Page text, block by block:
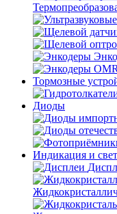
Тормозные
Диоды
Индикация и